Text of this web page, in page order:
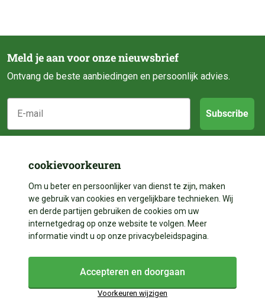
In winkelwagen
Meld je aan voor onze nieuwsbrief
Ontvang de beste aanbiedingen en persoonlijk advies.
E-mail
Subscribe
Klantenservice
Over ons
Contact
Betalen
Bezorgen
Categorieën
Vijveraanleg
Vijverdecoratie
Vijveronderdelen
Volg ons
+31 528 204 023
+31 528 204 023
cookievoorkeuren
Om u beter en persoonlijker van dienst te zijn, maken
we gebruik van cookies en vergelijkbare technieken. Wij
en derde partijen gebruiken de cookies om uw
internetgedrag op onze website te volgen. Meer
informatie vindt u op onze privacybeleidspagina.
Voorkeuren wijzigen
Accepteren en doorgaan